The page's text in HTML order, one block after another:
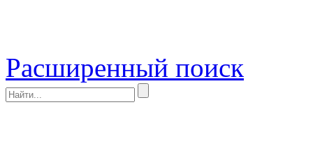
Расширенный поиск